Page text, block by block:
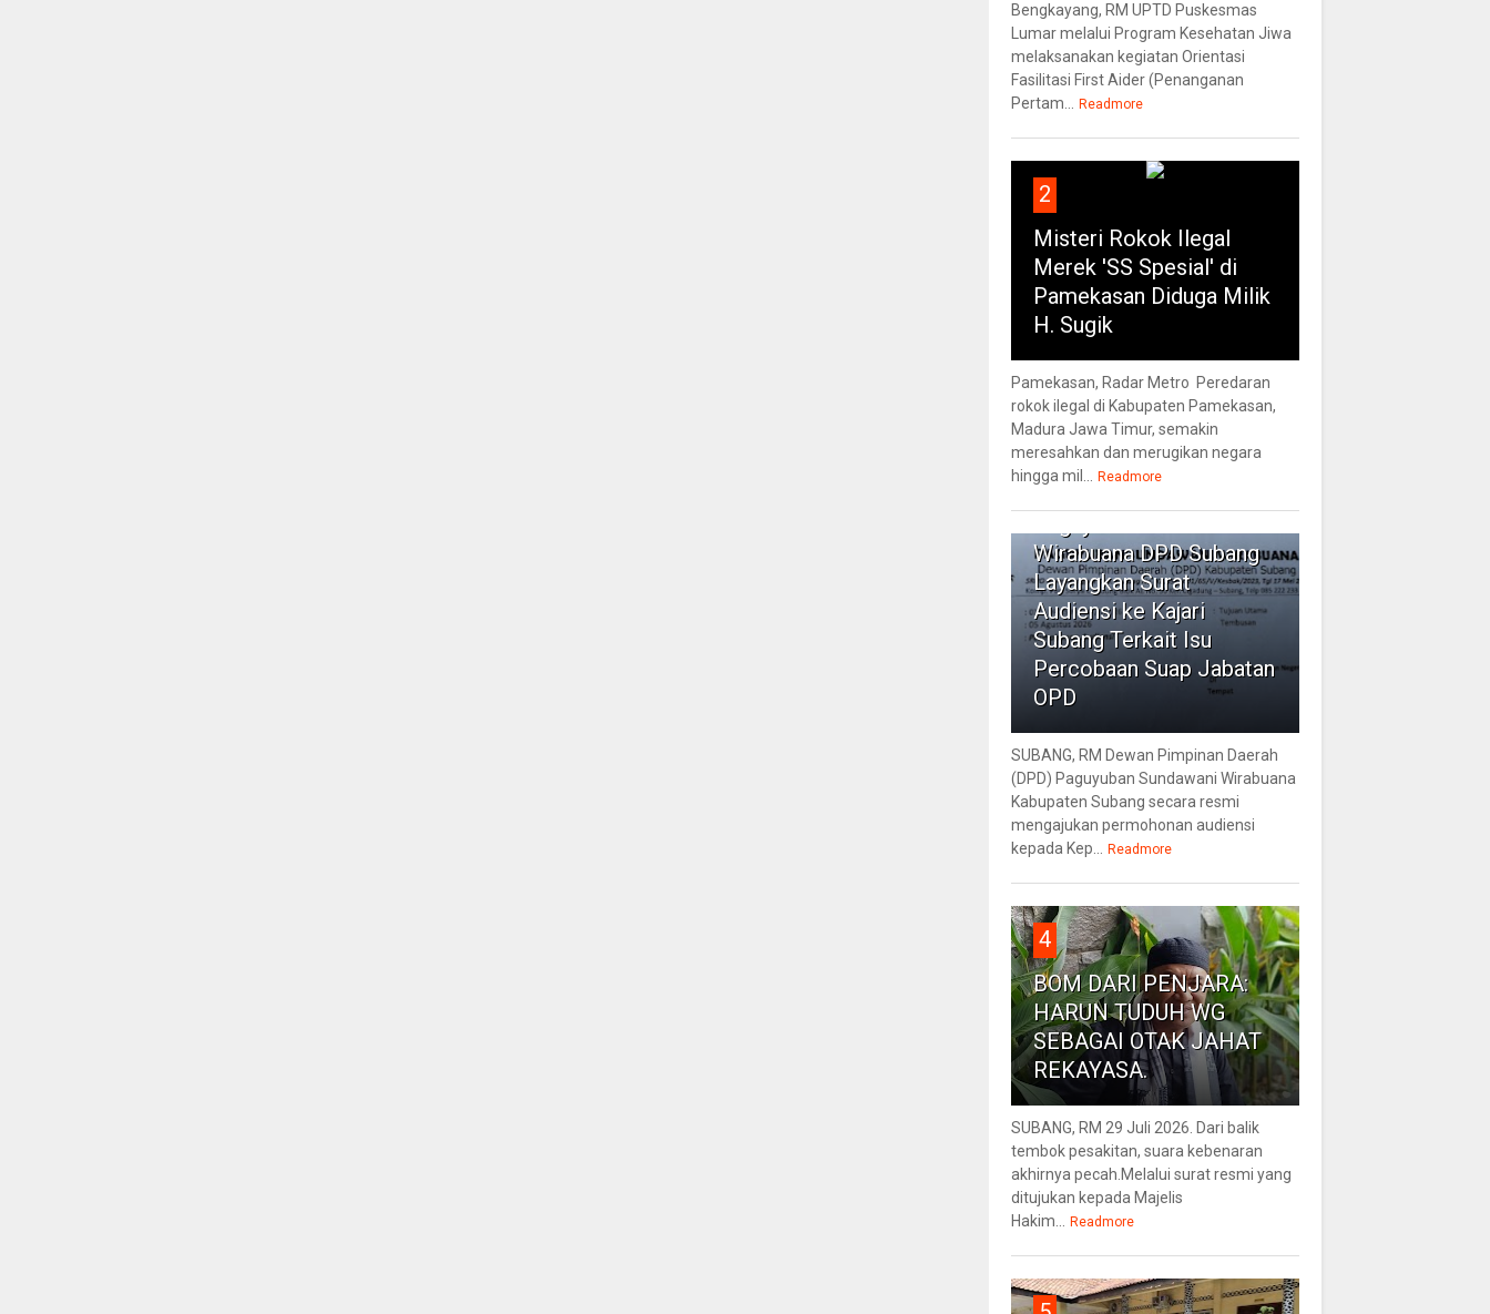
Bengkayang, RM UPTD Puskesmas
Lumar melalui Program Kesehatan Jiwa
melaksanakan kegiatan Orientasi
Fasilitasi First Aider (Penanganan
Pertam...
Readmore
2
Misteri Rokok Ilegal
Merek 'SS Spesial' di
Pamekasan Diduga Milik
H. Sugik
Pamekasan, Radar Metro Peredaran
rokok ilegal di Kabupaten Pamekasan,
Madura Jawa Timur, semakin
meresahkan dan merugikan negara
hingga mil...
Readmore
3
Wirabuana DPD Subang
Layangkan Surat
Audiensi ke Kajari
Subang Terkait Isu
Percobaan Suap Jabatan
OPD
SUBANG, RM Dewan Pimpinan Daerah
(DPD) Paguyuban Sundawani Wirabuana
Kabupaten Subang secara resmi
mengajukan permohonan audiensi
kepada Kep...
Readmore
4
BOM DARI PENJARA:
HARUN TUDUH WG
SEBAGAI OTAK JAHAT
REKAYASA.
SUBANG, RM 29 Juli 2026. Dari balik
tembok pesakitan, suara kebenaran
akhirnya pecah.Melalui surat resmi yang
ditujukan kepada Majelis
Hakim...
Readmore